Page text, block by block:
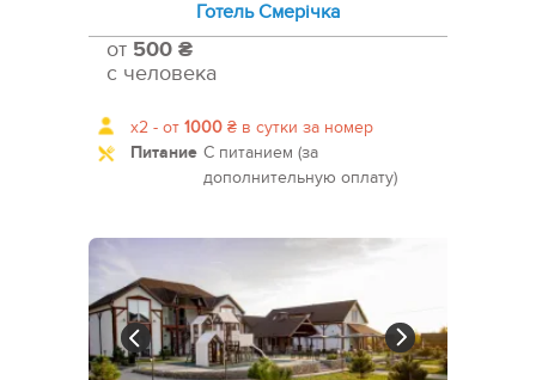
Готель Смерічка
от 500 ₴
с человека
x2 - от 1000 ₴ в сутки за номер
Питание С питанием (за
дополнительную оплату)